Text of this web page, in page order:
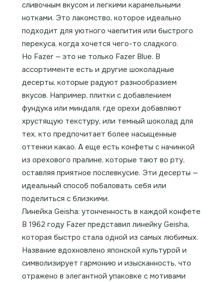
сливочным вкусом и легкими карамельными
нотками. Это лакомство, которое идеально
подходит для уютного чаепития или быстрого
перекуса, когда хочется чего-то сладкого.
Но Fazer — это не только Fazer Blue. В
ассортименте есть и другие шоколадные
десерты, которые радуют разнообразием
вкусов. Например, плитки с добавлением
фундука или миндаля, где орехи добавляют
хрустящую текстуру, или темный шоколад для
тех, кто предпочитает более насыщенные
оттенки какао. А еще есть конфеты с начинкой
из орехового пралине, которые тают во рту,
оставляя приятное послевкусие. Эти десерты —
идеальный способ побаловать себя или
поделиться с близкими.
Линейка Geisha: утонченность в каждой конфете
В 1962 году Fazer представил линейку Geisha,
которая быстро стала одной из самых любимых.
Название вдохновлено японской культурой и
символизирует гармонию и изысканность, что
отражено в элегантной упаковке с мотивами